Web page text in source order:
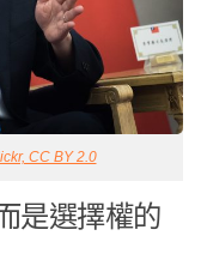
CC BY 2.0
是選擇權的